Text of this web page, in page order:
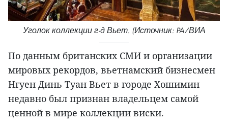
Уголок коллекции г-д Вьет. (Источник: PA/ВИА
По данным британских СМИ и организации
мировых рекордов, вьетнамский бизнесмен
Нгуен Динь Туан Вьет в городе Хошимин
недавно был признан владельцем самой
ценной в мире коллекции виски.